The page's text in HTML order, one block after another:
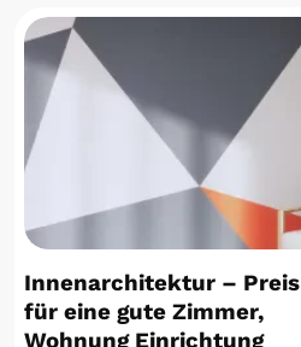
Innenarchitektur – Preis
für eine gute Zimmer,
Wohnung Einrichtung